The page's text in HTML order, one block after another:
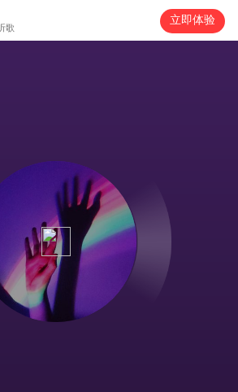
歌
立即体验